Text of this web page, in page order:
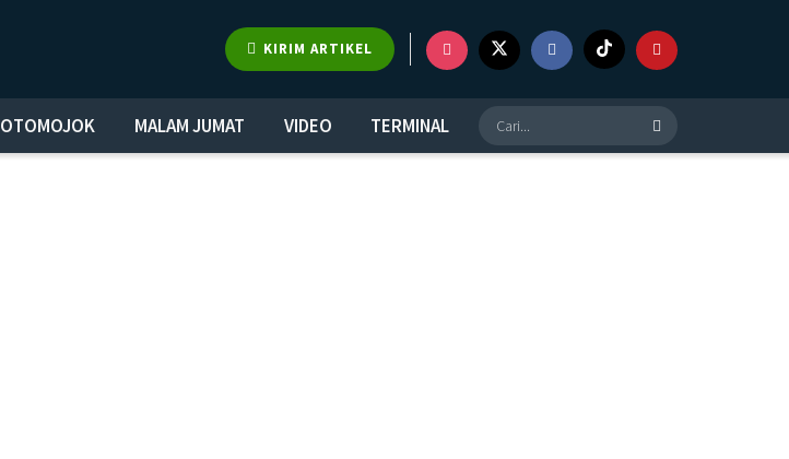
KIRIM ARTIKEL
OTOMOJOK MALAM JUMAT VIDEO TERMINAL